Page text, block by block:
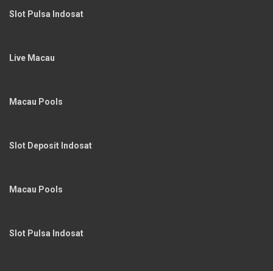
Slot Pulsa Indosat
Live Macau
Macau Pools
Slot Deposit Indosat
Macau Pools
Slot Pulsa Indosat